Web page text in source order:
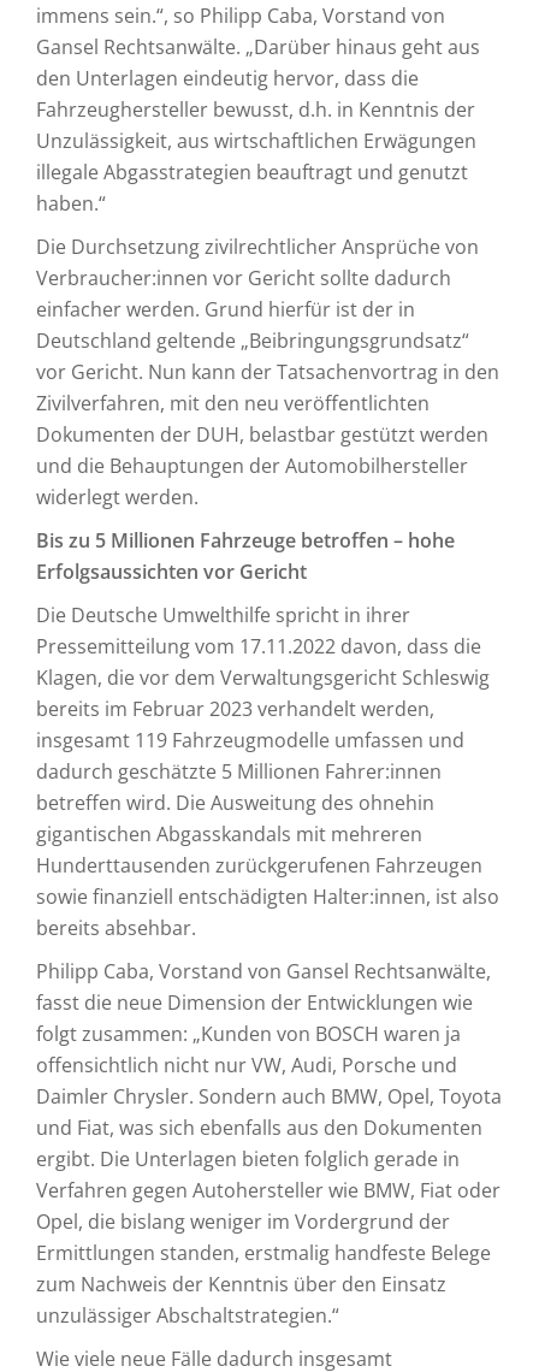
immens sein.“, so Philipp Caba, Vorstand von
Gansel Rechtsanwälte. „Darüber hinaus geht aus
den Unterlagen eindeutig hervor, dass die
Fahrzeughersteller bewusst, d.h. in Kenntnis der
Unzulässigkeit, aus wirtschaftlichen Erwägungen
illegale Abgasstrategien beauftragt und genutzt
haben.“
Die Durchsetzung zivilrechtlicher Ansprüche von
Verbraucher:innen vor Gericht sollte dadurch
einfacher werden. Grund hierfür ist der in
Deutschland geltende „Beibringungsgrundsatz“
vor Gericht. Nun kann der Tatsachenvortrag in den
Zivilverfahren, mit den neu veröffentlichten
Dokumenten der DUH, belastbar gestützt werden
und die Behauptungen der Automobilhersteller
widerlegt werden.
Bis zu 5 Millionen Fahrzeuge betroffen – hohe
Erfolgsaussichten vor Gericht
Die Deutsche Umwelthilfe spricht in ihrer
Pressemitteilung vom 17.11.2022 davon, dass die
Klagen, die vor dem Verwaltungsgericht Schleswig
bereits im Februar 2023 verhandelt werden,
insgesamt 119 Fahrzeugmodelle umfassen und
dadurch geschätzte 5 Millionen Fahrer:innen
betreffen wird. Die Ausweitung des ohnehin
gigantischen Abgasskandals mit mehreren
Hunderttausenden zurückgerufenen Fahrzeugen
sowie finanziell entschädigten Halter:innen, ist also
bereits absehbar.
Philipp Caba, Vorstand von Gansel Rechtsanwälte,
fasst die neue Dimension der Entwicklungen wie
folgt zusammen: „Kunden von BOSCH waren ja
offensichtlich nicht nur VW, Audi, Porsche und
Daimler Chrysler. Sondern auch BMW, Opel, Toyota
und Fiat, was sich ebenfalls aus den Dokumenten
ergibt. Die Unterlagen bieten folglich gerade in
Verfahren gegen Autohersteller wie BMW, Fiat oder
Opel, die bislang weniger im Vordergrund der
Ermittlungen standen, erstmalig handfeste Belege
zum Nachweis der Kenntnis über den Einsatz
unzulässiger Abschaltstrategien.“
Wie viele neue Fälle dadurch insgesamt